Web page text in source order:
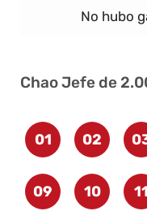
No hubo
Chao Jefe de
01 02
09 10 11